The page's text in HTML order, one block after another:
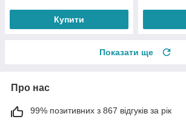
Купити
Показати ще
Про нас
99% позитивних з 867 відгуків за рік